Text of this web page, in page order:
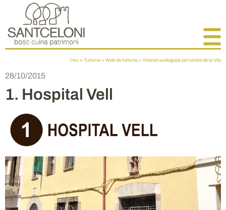
Inici > Turisme > Web de turisme > Itinerari audioguiat pel centre de la Vila
28/10/2015
1. Hospital Vell